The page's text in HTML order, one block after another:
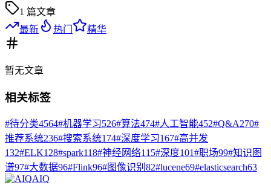
1 篇文章
最新
热门 精华
暂无文章
相关标签
#待分类4564#机器学习526#算法474#人工智能452#Q&A270#
推荐系统236#搜索系统174#深度学习167#高并发
132#ELK128#spark118#神经网络115#深度101#职场99#知识图
谱97#大数据96#Flink96#图像识别 82#lucene69#elasticsearch63
AIQ